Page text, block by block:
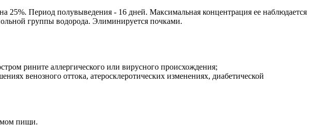
25%. Период полувыведения - 16 дней. Максимальная концентрация ее наблюдается
группы водорода. Элиминируется почками.
рините аллергического или вирусного происхождения;
венозного оттока, атеросклеротических изменениях, диабетической
пищи.